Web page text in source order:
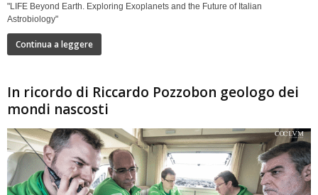
"LIFE Beyond Earth. Exploring Exoplanets and the Future of Italian
Astrobiology"
Continua a leggere
In ricordo di Riccardo Pozzobon geologo dei
mondi nascosti